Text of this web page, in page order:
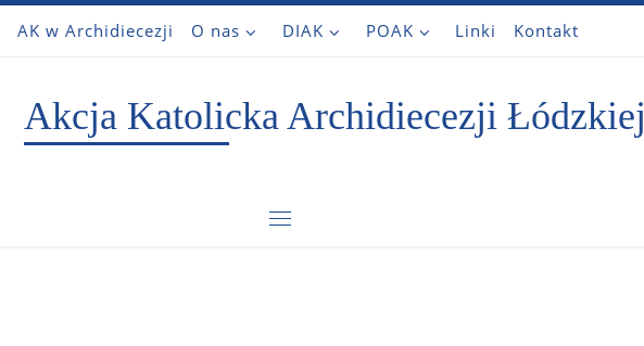
AK w Archidiecezji O nas DIAK POAK Linki Kontakt
Akcja Katolicka Archidiecezji Łódzkiej